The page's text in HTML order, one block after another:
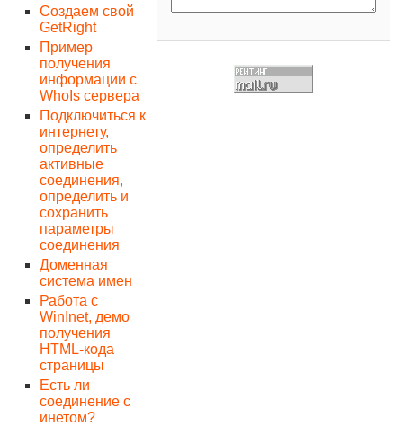
Создаем свой
GetRight
Пример
получения
информации с
WhoIs сервера
Подключиться к
интернету,
определить
активные
соединения,
определить и
сохранить
параметры
соединения
Доменная
система имен
Работа с
WinInet, демо
получения
HTML-кода
страницы
Есть ли
соединение с
инетом?